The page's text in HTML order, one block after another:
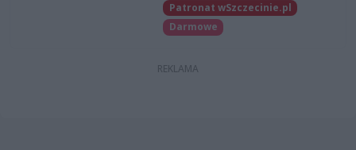
Patronat wSzczecinie.pl
Darmowe